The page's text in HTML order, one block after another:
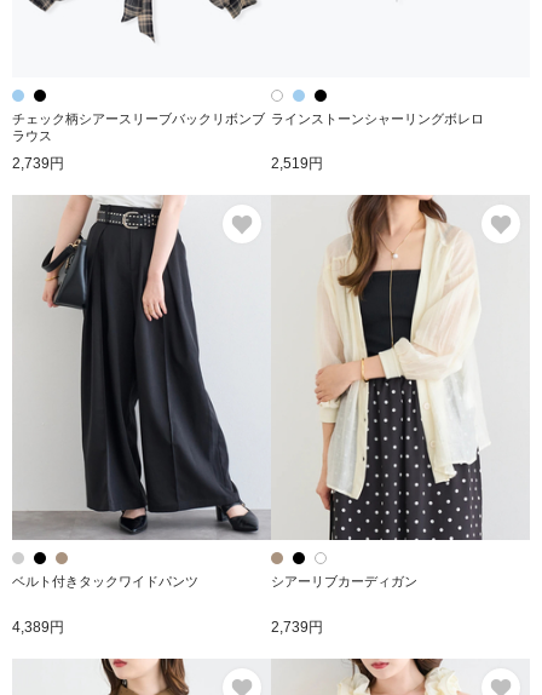
チェック柄シアースリーブバックリボンブ
ラウス
2,739円
ラインストーンシャーリングボレロ
2,519円
ベルト付きタックワイドパンツ
4,389円
シアーリブカーディガン
2,739円